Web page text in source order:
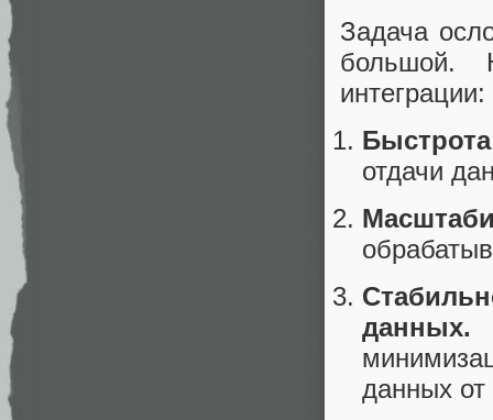
Задача
большой.
интеграции:
отдачи
данных.
данных от